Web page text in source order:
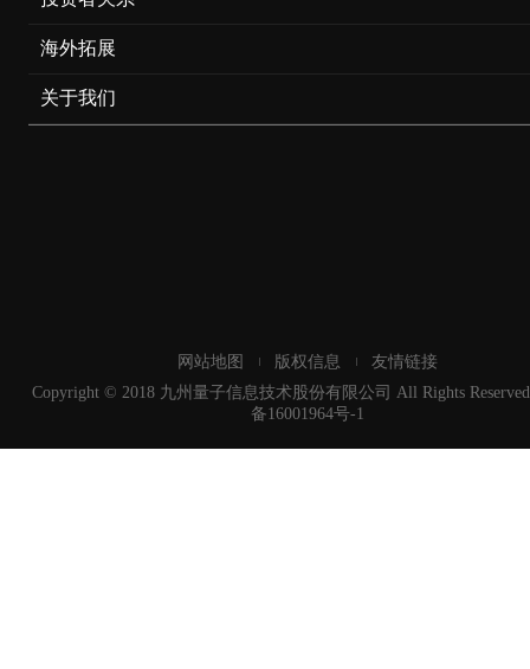
海外拓展
关于我们
网站地图 版权信息
友情链接
Copyright © 2018 九州量子信息技术股份有限公司 All Rights
备16001964号-1